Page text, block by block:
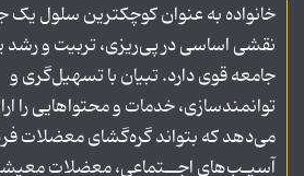
خانواده به عنوان کوچکترین سلول یک
نقشی اساسی در پی‌ریزی، تربیت و
جامعه قوی دارد. تبیان با تسهیل‌گری و
توانمندسازی، خدمات و محتواهایی را
می‌دهد که بتواند گره‌گشای معضلات
آسیـب‌های اجــتماعی، معضلات